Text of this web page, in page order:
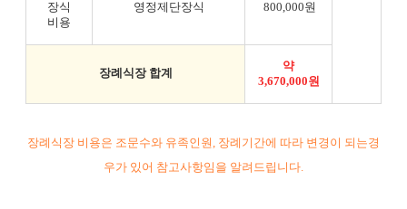
장식
비용
영정제단장식 800,000원
장례식장 합계
약
3,670,000원
장례식장 비용은 조문수와 유족인원, 장례기간에 따라 변경이 되는경
우가 있어 참고사항임을 알려드립니다.